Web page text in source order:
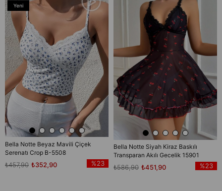
Bella Notte Beyaz Mavili Çiçek
Serenatı Crop B-5508
₺352,90
₺457,90 %23
Yeni
Bella Notte Siyah Kiraz Baskılı
Transparan Akılı Gecelik 15901
₺451,90
₺586,90 %23